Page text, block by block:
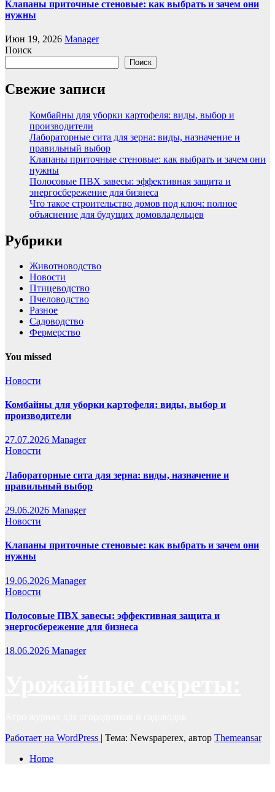
Клапаны приточные стеновые: как выбрать и зачем они
нужны
Июн 19, 2026 Manager
Поиск
Поиск
Свежие записи
Комбайны для уборки картофеля: виды, выбор и
производители
Лабораторные сита для зерна: виды, назначение и
правильный выбор
Клапаны приточные стеновые: как выбрать и зачем они
нужны
Полосовые ПВХ завесы: эффективная защита и
энергосбережение для бизнеса
Что такое строительство домов под ключ: полное
объяснение для будущих домовладельцев
Рубрики
Животноводство
Новости
Птицеводство
Пчеловодство
Разное
Садоводство
Фермерство
You missed
Новости
Комбайны для уборки картофеля: виды, выбор и
производители
27.07.2026 Manager
Новости
Лабораторные сита для зерна: виды, назначение и
правильный выбор
29.06.2026 Manager
Новости
Клапаны приточные стеновые: как выбрать и зачем они
нужны
19.06.2026 Manager
Новости
Полосовые ПВХ завесы: эффективная защита и
энергосбережение для бизнеса
18.06.2026 Manager
Работает на WordPress | Тема: Newspaperex, автор Themeansar
Home